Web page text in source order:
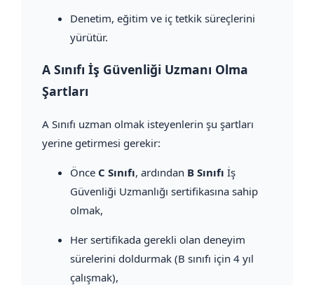
Denetim, eğitim ve iç tetkik süreçlerini
yürütür.
A Sınıfı İş Güvenliği Uzmanı Olma
Şartları
A Sınıfı uzman olmak isteyenlerin şu şartları
yerine getirmesi gerekir:
Önce C Sınıfı, ardından B Sınıfı İş
Güvenliği Uzmanlığı sertifikasına sahip
olmak,
Her sertifikada gerekli olan deneyim
sürelerini doldurmak (B sınıfı için 4 yıl
çalışmak),